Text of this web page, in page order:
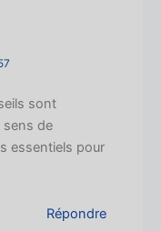
sont
sens de
essentiels pour
Répondre